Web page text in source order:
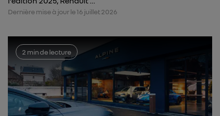
Dernière mise à jour le 16 juillet 2026
2 min de lecture